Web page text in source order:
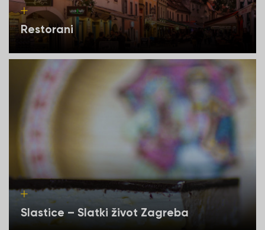
Restorani
Slastice – Slatki život Zagreba